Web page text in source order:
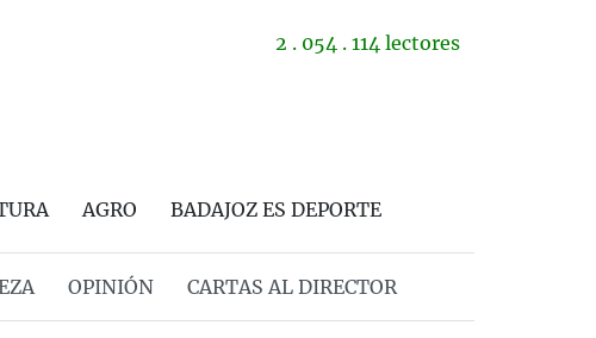
2 . 054 . 114 lectores
AGRO BADAJOZ ES DEPORTE
OPINIÓN CARTAS AL DIRECTOR